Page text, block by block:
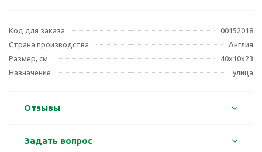
Код для заказа
00152018
Страна производства
Англия
Размер, см
40х10х23
Назначение
улица
Отзывы
Задать вопрос